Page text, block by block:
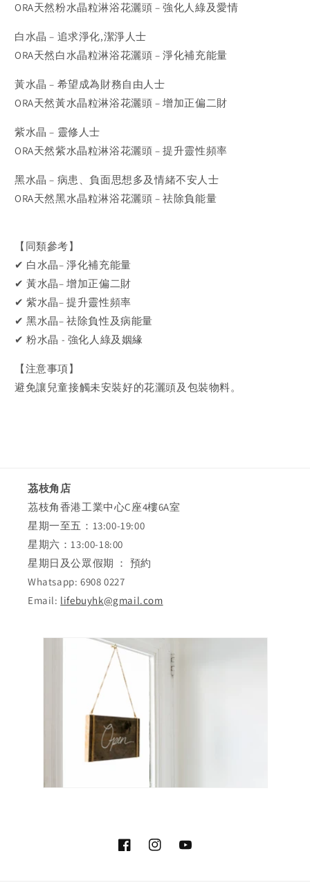
ORA天然粉水晶粒淋浴花灑頭 – 強化人綠及愛情
白水晶 – 追求淨化,潔淨人士
ORA天然白水晶粒淋浴花灑頭 – 淨化補充能量
黃水晶 – 希望成為財務自由人士
ORA天然黃水晶粒淋浴花灑頭 – 增加正偏二財
紫水晶 – 靈修人士
ORA天然紫水晶粒淋浴花灑頭 – 提升靈性頻率
黑水晶 – 病患、負面思想多及情緒不安人士
ORA天然黑水晶粒淋浴花灑頭 – 祛除負能量
【同類參考】
✔ 白水晶– 淨化補充能量
✔ 黃水晶– 增加正偏二財
✔ 紫水晶– 提升靈性頻率
✔ 黑水晶– 祛除負性及病能量
✔ 粉水晶 - 強化人綠及姻緣
【注意事項】
避免讓兒童接觸未安裝好的花灑頭及包裝物料。
茘枝角店
茘枝角香港工業中心C座4樓6A室
星期一至五：13:00-19:00
星期六：13:00-18:00
星期日及公眾假期 ： 預約
Whatsapp: 6908 0227
Email: lifebuyhk@gmail.com
FacebookInstagramYouTube